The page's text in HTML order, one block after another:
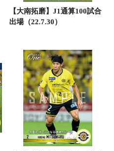
【大南拓磨】J1通算100試合
出場（22.7.30）